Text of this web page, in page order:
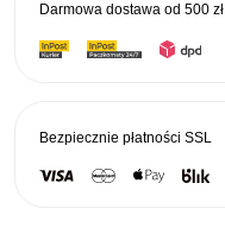
1,5lDarmowa dostawa od 500 zł
Bezpiecznie płatności SSL